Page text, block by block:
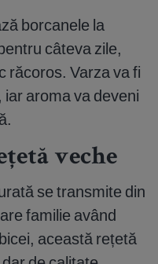
borcanele la
câteva zile,
răcoros. Varza va fi
aroma va deveni
veche
se transmite din
familie având
această rețetă